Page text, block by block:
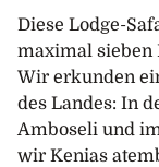
Diese Lodge-
maximal sieben
Wir erkunden
des Landes: In
Amboseli und
wir Kenias